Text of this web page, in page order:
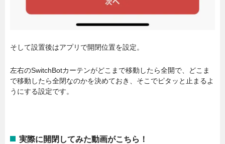
そして設置後はアプリで開閉位置を設定。
左右のSwitchBotカーテンがどこまで移動したら全開で、どこま
で移動したら全閉なのかを決めておき、そこでピタッと止まるよ
うにする設定です。
実際に開閉してみた動画がこちら！